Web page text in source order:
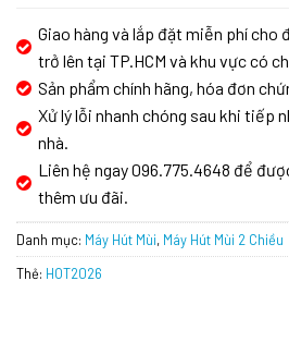
Giao hàng và lắp đặt miễn phí cho
trở lên tại TP.HCM và khu vực có
Sản phẩm chính hãng, hóa đơn
Xử lý lỗi nhanh chóng sau khi tiếp
nhà.
Liên hệ ngay 096.775.4648 để
thêm ưu đãi.
Danh mục: Máy Hút Mùi, Máy Hút Mùi 2 Chiều
Thẻ: HOT2026